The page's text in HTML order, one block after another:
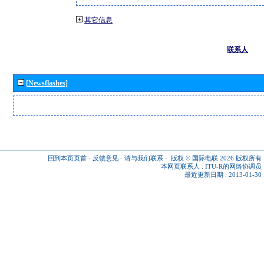
其它信息
联系人
[Newsflashes]
回到本页页首 - 反馈意见 - 请与我们联系 - 版权 © 国际电联 2026 版权所有
本网页联系人 : ITU-R的网络协调员
最近更新日期 : 2013-01-30